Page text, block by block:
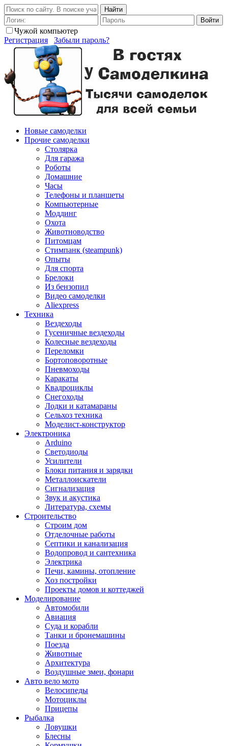
Найти
Войти
Чужой компьютер
Регистрация
Забыли пароль?
Новые самоделки
Прочие самоделки
Столярка
Для гаража
Роботы
Домашние
Часы
Телефоны и планшеты
Компьютерные
Моддинг
Охота
Животноводство
Питомцам
Стимпанк (steampunk)
Опыты
Для спорта
Брелоки
Из бензопил
Видео самоделки
Aliexpress
Техника
Вездеходы
Гусеничные вездеходы
Колесные вездеходы
Переломки
Бортоповоротные
Пневмоходы
Каракаты
Квадроциклы
Снегоходы
Лодки и катамараны
Сельхоз техника
Моделист-конструктор
Электроника
Arduino
Светодиоды
Усилители
Блоки питания и зарядки
Металлоискатели
Сигнализация
Звук и акустика
Литература, схемы
Строительство
Строим дом
Отделочные работы
Септики и канализация
Водопровод и сантехника
Электрика
Печи, камины, отопление
Хоз постройки
Проекты домов и коттеджей
Моделирование
Автомобили
Авиация
Суда и корабли
Танки и бронемашины
Поезда
Животные
Архитектура
Воздушные змеи, фонари
Авто вело мото
Велосипеды
Мотоциклы
Прицепы
Рыбалка
Ловушки
Блесны